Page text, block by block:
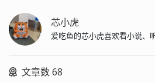
芯小虎
爱吃鱼的芯小虎喜欢看小说、
文章数 68